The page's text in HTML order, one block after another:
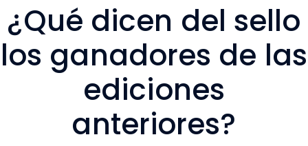
¿Qué dicen del sello
los ganadores de las
ediciones
anteriores?